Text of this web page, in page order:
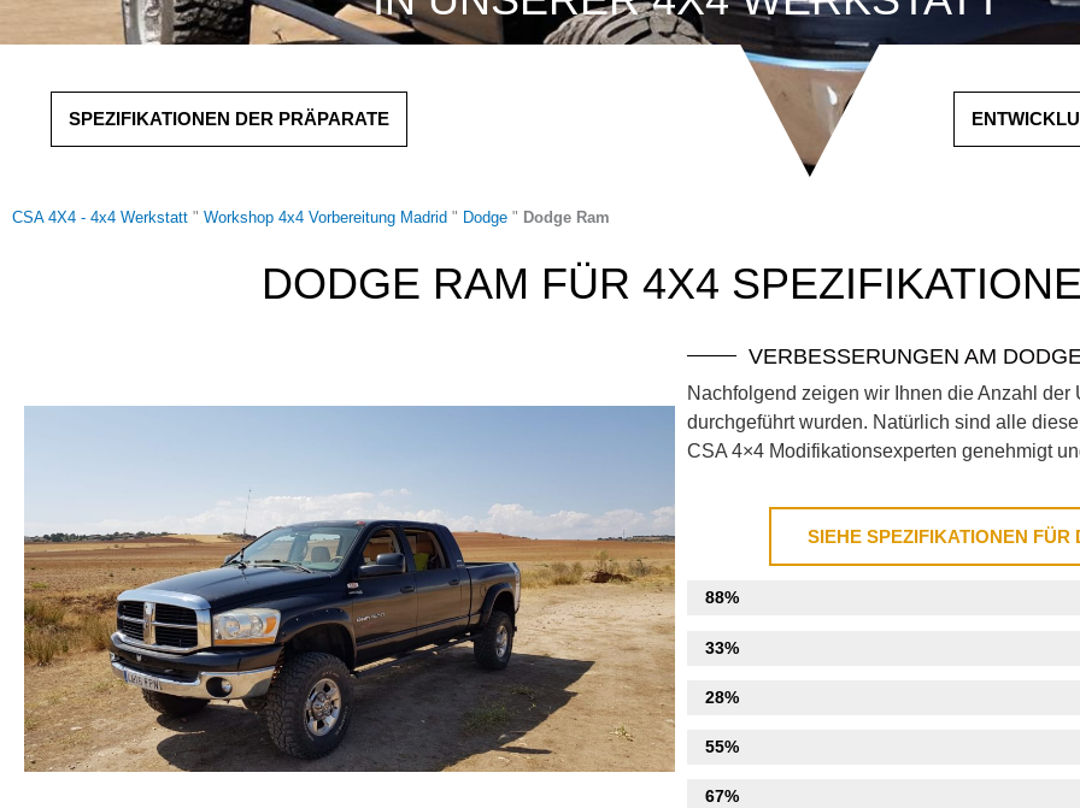
SPEZIFIKATIONEN DER PRÄPARATE
CSA 4X4 - 4x4 Werkstatt " Workshop 4x4 Vorbereitung Madrid " Dodge " Dodge Ram
DODGE RAM FÜR 4X4
VERBESSERUNGEN AM
Nachfolgend zeigen wir Ihnen die Anzahl
durchgeführt wurden. Natürlich sind alle
CSA 4×4 Modifikationsexperten genehmigt
SIEHE SPEZIFIKATIONEN FÜR
Aufhängung
88%
Motor
33%
Bremsen
28%
Körperarbeit
55%
Beleuchtung
67%